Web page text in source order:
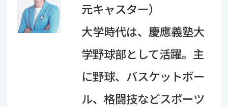
元キャスター）
大学時代は、慶應義塾大
学野球部として活躍。主
に野球、バスケットボー
ル、格闘技などスポーツ